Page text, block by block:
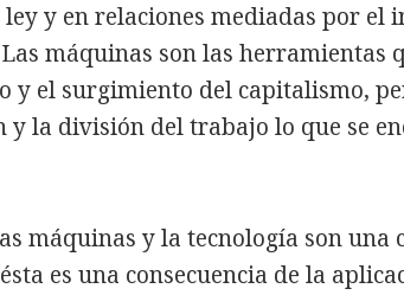
ley y en relaciones mediadas por el
máquinas son las herramientas
y el surgimiento del capitalismo,
y la división del trabajo lo que se
máquinas y la tecnología son una
es una consecuencia de la